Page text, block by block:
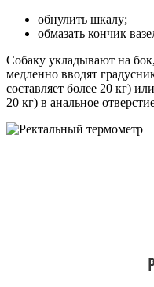
обнулить шкалу;
обмазать кончик
Собаку укладывают на
медленно вводят
составляет более 20 кг)
20 кг) в анальное